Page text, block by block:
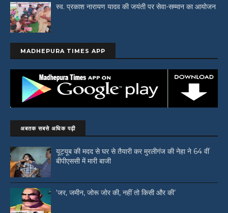
स्व. प्रकाश नारायण यादव की जयंती पर सेवा-सम्मान का आयोजन
MADHEPURA TIMES APP
अबतक सबसे अधिक पढ़ी
यूट्यूब की मदद से घर से तैयारी कर मुरलीगंज की नेहा ने 64 वीं
बीपीएससी में मारी बाजी
‘जर, जमीन, जोरू जोर की, नहीं तो किसी और की’